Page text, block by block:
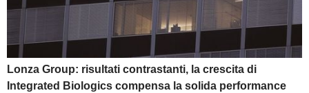
Lonza Group: risultati contrastanti, la crescita di
Integrated Biologics compensa la solida performance